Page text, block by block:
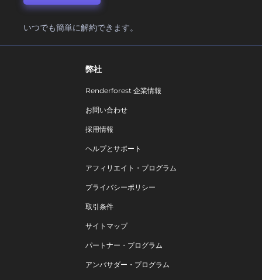
いつでも簡単に解約できます。
弊社
Renderforest 企業情報
お問い合わせ
採用情報
ヘルプとサポート
アフィリエイト・プログラム
プライバシーポリシー
取引条件
サイトマップ
パートナー・プログラム
アンバサダー・プログラム